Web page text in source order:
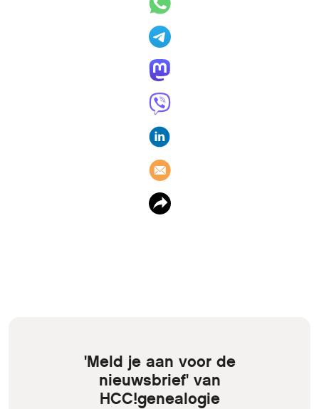
'Meld je aan voor de
nieuwsbrief' van
HCC!genealogie